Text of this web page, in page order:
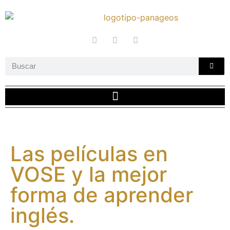
Las películas en
VOSE y la mejor
forma de aprender
inglés.